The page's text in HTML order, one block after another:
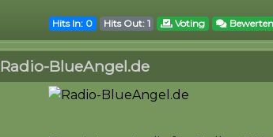
Hits In: 0 Hits Out: 1 Voting Bewerten
Radio-BlueAngel.de